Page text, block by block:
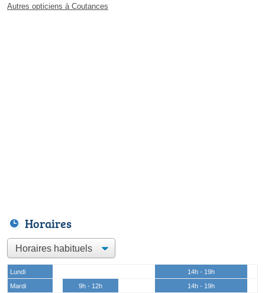
Autres opticiens à Coutances
Horaires
Lundi
14h - 19h
Mardi
9h - 12h
14h - 19h